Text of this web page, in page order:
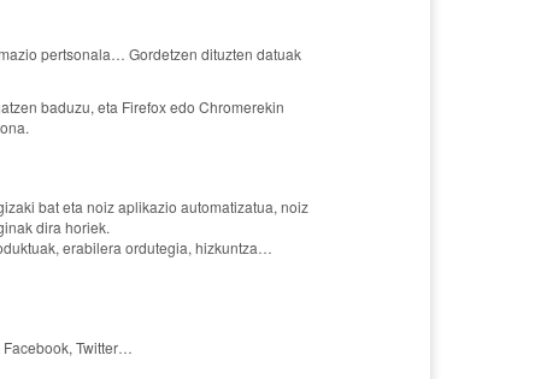
pertsonala… Gordetzen dituzten datuak
baduzu, eta Firefox edo Chromerekin
bat eta noiz aplikazio automatizatua, noiz
dira horiek.
erabilera ordutegia, hizkuntza…
Twitter…